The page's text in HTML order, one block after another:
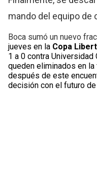
mando del equipo de
Boca sumó un nuevo
jueves en la Copa
1 a 0 contra
queden eliminados en
después de este
decisión con el futuro